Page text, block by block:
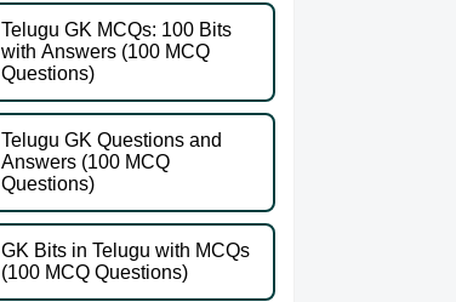
Telugu GK MCQs: 100 Bits
with Answers (100 MCQ
Questions)
Telugu GK Questions and
Answers (100 MCQ
Questions)
GK Bits in Telugu with MCQs
(100 MCQ Questions)